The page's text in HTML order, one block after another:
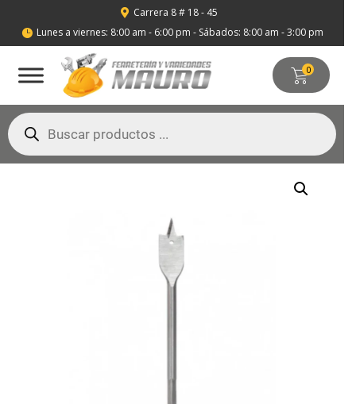
 Carrera 8 # 18 - 45
 Lunes a viernes: 8:00 am - 6:00 pm - Sábados: 8:00 am - 3:00 pm
0
Búsqueda
de
productos